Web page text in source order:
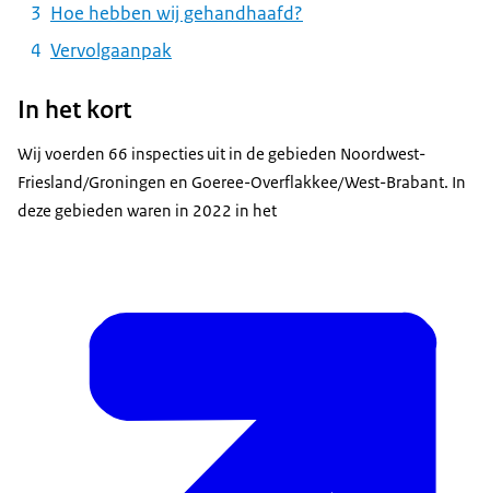
Hoe hebben wij gehandhaafd?
Vervolgaanpak
In het kort
Wij voerden 66 inspecties uit in de gebieden Noordwest-
Friesland/Groningen en Goeree-Overflakkee/West-Brabant. In
deze gebieden waren in 2022 in het